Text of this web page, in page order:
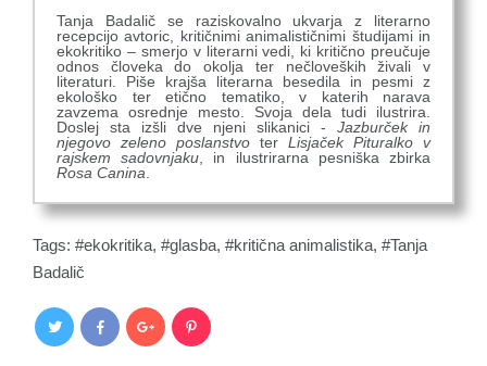
Tanja Badalič
se raziskovalno ukvarja z literarno
recepcijo avtoric, kritičnimi animalističnimi študijami in
ekokritiko – smerjo v literarni vedi, ki kritično preučuje
odnos človeka do okolja ter nečloveških živali v
literaturi. Piše krajša literarna besedila in pesmi z
ekološko ter etično tematiko, v katerih narava
zavzema osrednje mesto. Svoja dela tudi ilustrira.
Doslej sta izšli dve njeni slikanici - Jazburček in
njegovo zeleno poslanstvo ter Lisjaček Pituralko v
rajskem sadovnjaku, in ilustrirarna pesniška zbirka
Rosa Canina.
Tags: ekokritika, glasba, kritična animalistika,
Tanja
Badalič